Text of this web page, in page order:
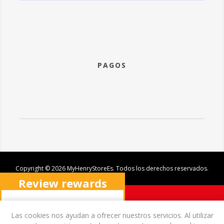
PAGOS
Copyright © 2026 MyHenryStoreEs. Todos los derechos reservados.
Las cookies nos ayudan a ofrecer nuestros servicios. Al utilizar
Review rewards